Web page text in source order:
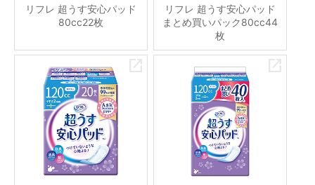
リフレ 超うす安心パッド
80cc22枚
リフレ 超うす安心パッド
まとめ買いパック80cc44
枚